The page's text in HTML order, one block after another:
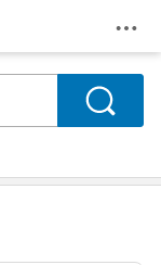
メ
検索